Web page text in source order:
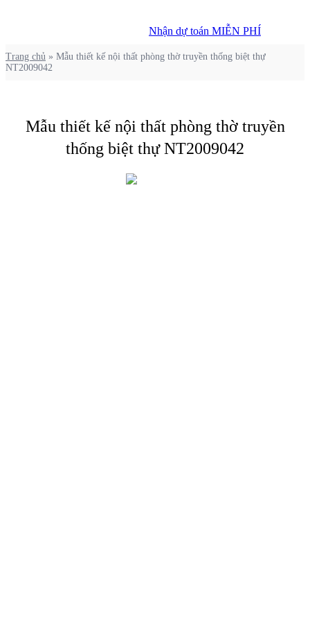
Nhận dự toán MIỄN PHÍ
Trang chủ » Mẫu thiết kế nội thất phòng thờ truyền thống biệt thự
NT2009042
Mẫu thiết kế nội thất phòng thờ truyền
thống biệt thự NT2009042